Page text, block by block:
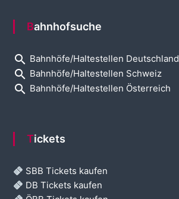
Bahnhofsuche
search Bahnhöfe/Haltestellen Deutschland
search Bahnhöfe/Haltestellen Schweiz
search Bahnhöfe/Haltestellen Österreich
Tickets
SBB Tickets kaufen
DB Tickets kaufen